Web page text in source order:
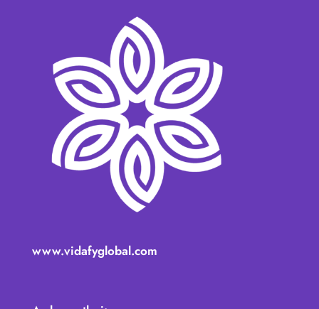
www.vidafyglobal.com